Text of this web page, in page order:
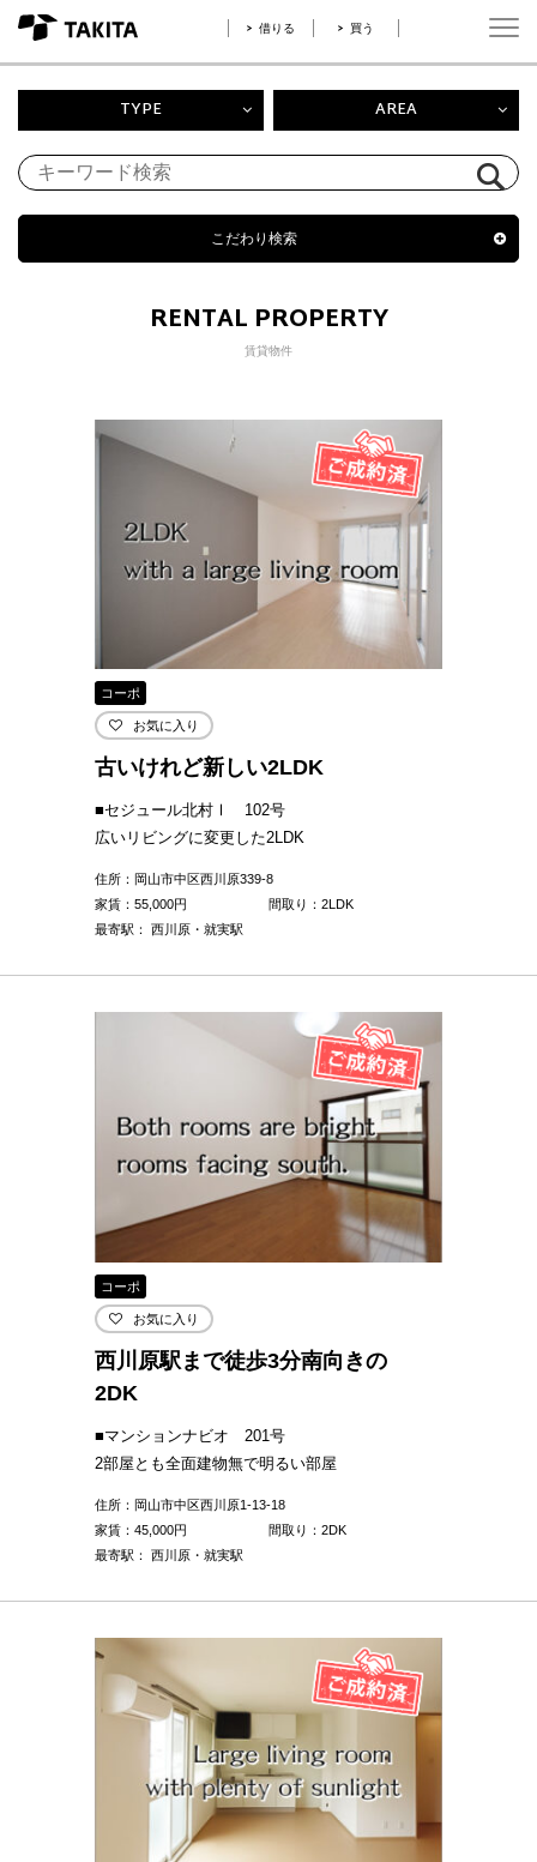
借りる 買う
TYPE AREA
こだわり検索
RENTAL PROPERTY
賃貸物件
コーポ
お気に入り
古いけれど新しい2LDK
■セジュール北村Ⅰ 102号
広いリビングに変更した2LDK
住所：岡山市中区西川原339-8
家賃： 55,000円
間取り：2LDK
最寄駅： 西川原・就実駅
コーポ
お気に入り
西川原駅まで徒歩3分南向きの
2DK
■マンションナビオ 201号
2部屋とも全面建物無で明るい部屋
住所：岡山市中区西川原1-13-18
家賃： 45,000円
間取り：2DK
最寄駅： 西川原・就実駅